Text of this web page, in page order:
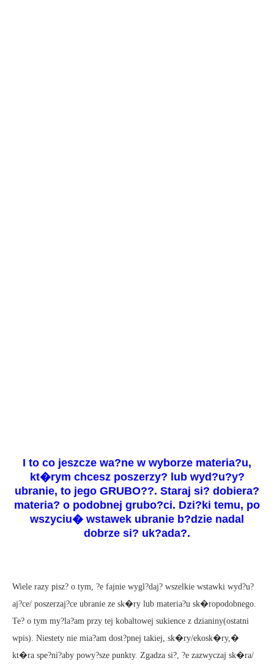
I to co jeszcze wa?ne w wyborze materia?u,
kt�rym chcesz poszerzy? lub wyd?u?y?
ubranie, to jego GRUBO??. Staraj si? dobiera?
materia? o podobnej grubo?ci. Dzi?ki temu, po
wszyciu� wstawek ubranie b?dzie nadal
dobrze si? uk?ada?.
Wiele razy pisz? o tym, ?e fajnie wygl?daj? wszelkie wstawki wyd?u?
aj?ce/ poszerzaj?ce ubranie ze sk�ry lub materia?u sk�ropodobnego.
Te? o tym my?la?am przy tej kobaltowej sukience z dzianiny(ostatni
wpis). Niestety nie mia?am dost?pnej takiej, sk�ry/ekosk�ry,�
kt�ra spe?ni?aby powy?sze punkty. Zgadza si?, ?e zazwyczaj sk�ra/